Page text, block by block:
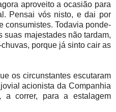
aproveito a ocasião para
Pensai vós nisto, e dai por
consumistes. Todavia ponde-
suas majestades não tardam,
porque já sinto cair as
os circunstantes escutaram
acionista da Companhia
a correr, para a estalagem